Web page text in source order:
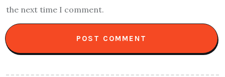
the next time I comment.